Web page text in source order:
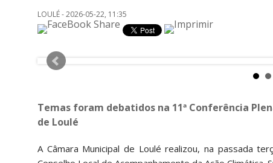
LOULÉ - 2026-05-22, 11:35
Temas foram debatidos na 11ª Conferência
de Loulé
A Câmara Municipal de Loulé realizou, na passada